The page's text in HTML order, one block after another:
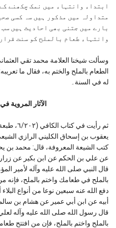
ابتداء وانتہاء میں نمک چکھنے
متداولہ میں مذکور ہیں سہ کسی
بارے میں جتنی بھی احادیث ہیں
وانتہاء طعام بالملح کو سنت
الطعام بالملح والختم به، فقال ما
له في السنة۔
الآثار المروية
ثم رأيت
يعقوب بن إسحاق الكليني الرازي
كتب الشيعة المعروفة، قال: محمد
عن علي بن الحكم عن ابن بكير عن
قال النبي صلى الله عليه وآله لأمير
بالملح في طعامك واختم بالملح، فإنه
دفع الله عنه سبعين نوعا من أنواع
أبيه عن ابن أبي عمير عن هشام بن
قال رسول الله صلى الله عليه وآله
بالملح واختم بالملح، فإن من افتتح